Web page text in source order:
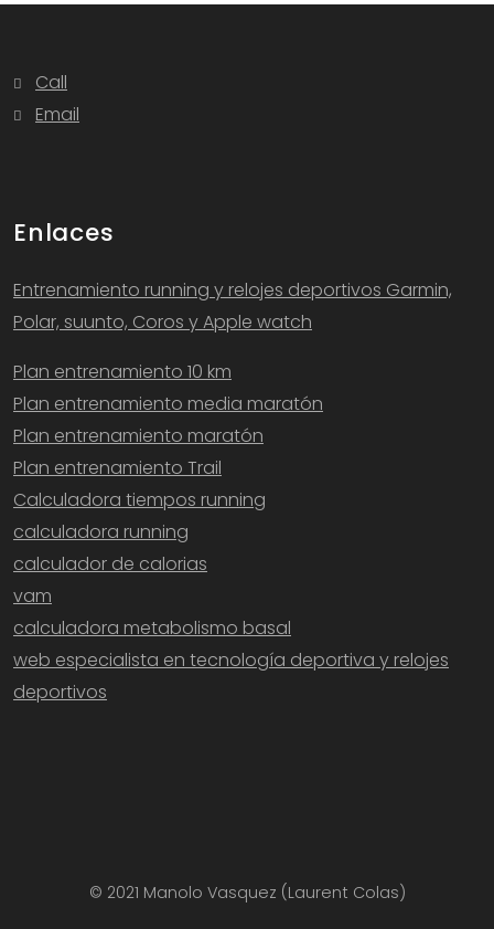
Call
Email
Enlaces
Entrenamiento running y relojes deportivos Garmin,
Polar, suunto, Coros y Apple watch
Plan entrenamiento 10 km
Plan entrenamiento media maratón
Plan entrenamiento maratón
Plan entrenamiento Trail
Calculadora tiempos running
calculadora running
calculador de calorias
vam
calculadora metabolismo basal
web especialista en tecnología deportiva y relojes
deportivos
© 2021 Manolo Vasquez (Laurent Colas)